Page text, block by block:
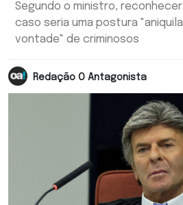
Segundo o ministro,
caso seria uma postura
vontade" de criminosos
Redação O Antagonista